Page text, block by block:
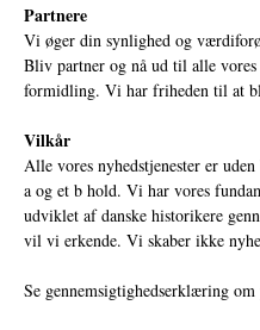
Partnere
Vi øger din synlighed og
Bliv partner og nå ud til alle
formidling. Vi har friheden til at
Vilkår
Alle vores nyhedstjenester er
a og et b hold. Vi har vores
udviklet af danske historikere
vil vi erkende. Vi skaber ikke
Se gennemsigtighedserklæring